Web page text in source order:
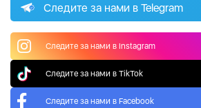
Следите за нами в Telegram
Следите за нами в Instagram
Следите за нами в TikTok
Следите за нами в Facebook